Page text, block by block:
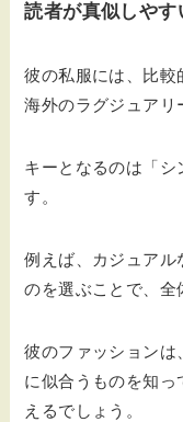
読者が真似しや
彼の私服には、比較
海外のラグジュアリ
キーとなるのは「シ
す。
例えば、カジュアル
のを選ぶことで、全
彼のファッションは
に似合うものを知っ
えるでしょう。